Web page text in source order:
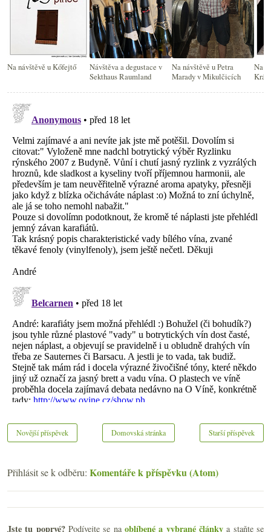
Na návštěvě u Kőfejtő
Návštěva a degustace v
Sekthaus Raumland
Na návštěvě u Petra
Marady v Mikulčicích
Na
Novější příspěvek Starší příspěvek
Domovská stránka
Přihlásit se k odběru: Komentáře k příspěvku (Atom)
Jste tu poprvé?Podívejte se naoblíbené a vybrané články a staňte se